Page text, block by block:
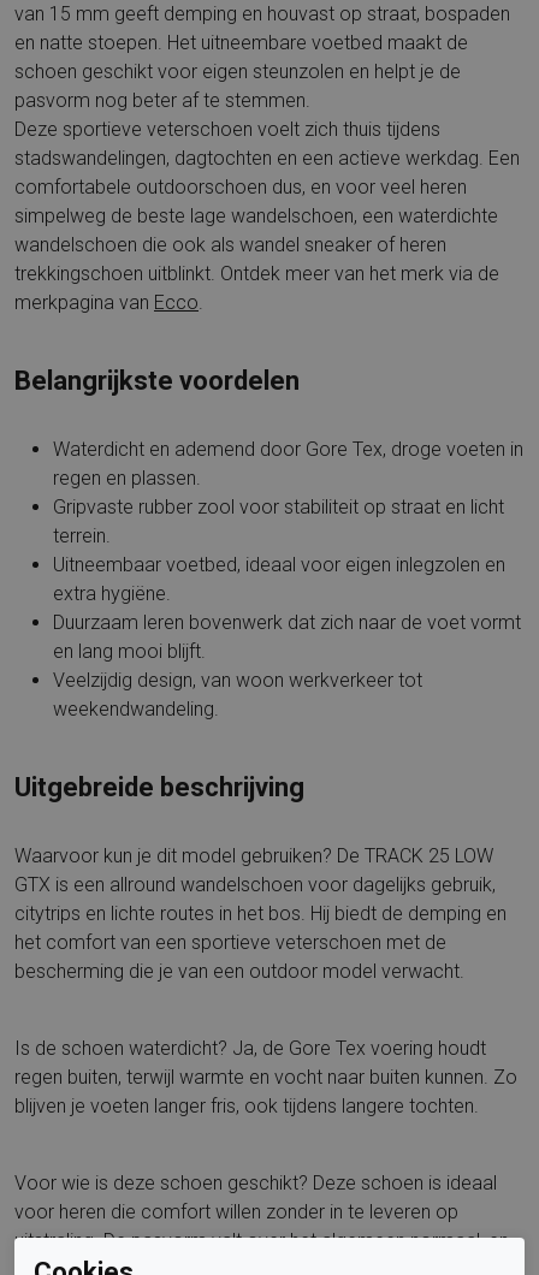
van 15 mm geeft demping en houvast op straat, bospaden
en natte stoepen. Het uitneembare voetbed maakt de
schoen geschikt voor eigen steunzolen en helpt je de
pasvorm nog beter af te stemmen.
Deze sportieve veterschoen voelt zich thuis tijdens
stadswandelingen, dagtochten en een actieve werkdag. Een
comfortabele outdoorschoen dus, en voor veel heren
simpelweg de beste lage wandelschoen, een waterdichte
wandelschoen die ook als wandel sneaker of heren
trekkingschoen uitblinkt. Ontdek meer van het merk via de
merkpagina van Ecco.
Belangrijkste voordelen
Waterdicht en ademend door Gore Tex, droge voeten in
regen en plassen.
Gripvaste rubber zool voor stabiliteit op straat en licht
terrein.
Uitneembaar voetbed, ideaal voor eigen inlegzolen en
extra hygiëne.
Duurzaam leren bovenwerk dat zich naar de voet vormt
en lang mooi blijft.
Veelzijdig design, van woon werkverkeer tot
weekendwandeling.
Uitgebreide beschrijving
Waarvoor kun je dit model gebruiken? De TRACK 25 LOW
GTX is een allround wandelschoen voor dagelijks gebruik,
citytrips en lichte routes in het bos. Hij biedt de demping en
het comfort van een sportieve veterschoen met de
bescherming die je van een outdoor model verwacht.
Is de schoen waterdicht? Ja, de Gore Tex voering houdt
regen buiten, terwijl warmte en vocht naar buiten kunnen. Zo
blijven je voeten langer fris, ook tijdens langere tochten.
Voor wie is deze schoen geschikt? Deze schoen is ideaal
voor heren die comfort willen zonder in te leveren op
uitstraling. De pasvorm valt over het algemeen normaal, en
door de vetersluiting stel je de wreef en voorvoet